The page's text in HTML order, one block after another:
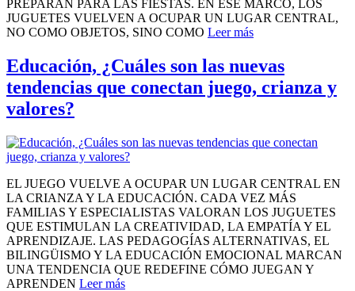
PREPARAN PARA LAS FIESTAS. EN ESE MARCO, LOS
JUGUETES VUELVEN A OCUPAR UN LUGAR CENTRAL,
NO COMO OBJETOS, SINO COMO Leer más
Educación, ¿Cuáles son las nuevas
tendencias que conectan juego, crianza y
valores?
EL JUEGO VUELVE A OCUPAR UN LUGAR CENTRAL EN
LA CRIANZA Y LA EDUCACIÓN. CADA VEZ MÁS
FAMILIAS Y ESPECIALISTAS VALORAN LOS JUGUETES
QUE ESTIMULAN LA CREATIVIDAD, LA EMPATÍA Y EL
APRENDIZAJE. LAS PEDAGOGÍAS ALTERNATIVAS, EL
BILINGÜISMO Y LA EDUCACIÓN EMOCIONAL MARCAN
UNA TENDENCIA QUE REDEFINE CÓMO JUEGAN Y
APRENDEN Leer más